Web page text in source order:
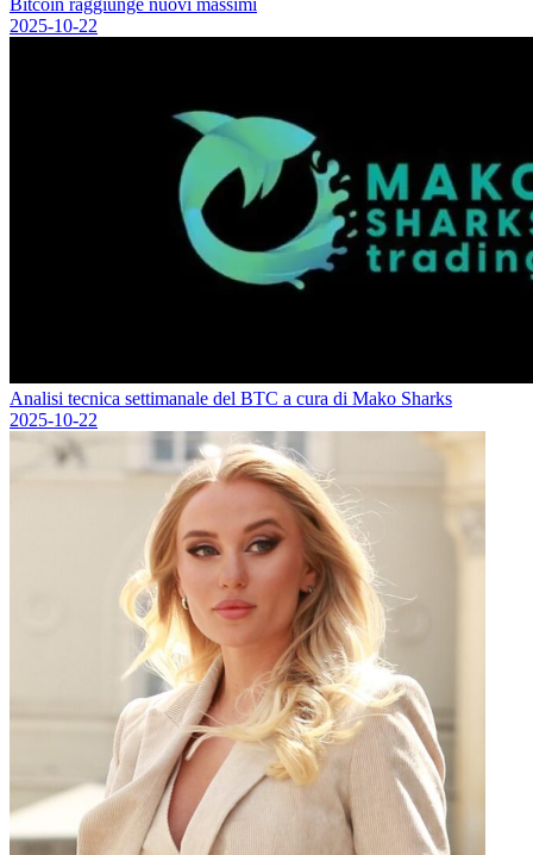
2025-10-22
Analisi tecnica settimanale del BTC a cura di Mako Sharks
2025-10-22